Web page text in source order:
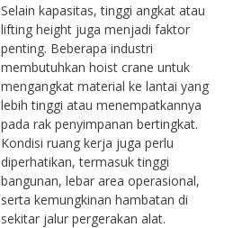
Selain kapasitas, tinggi angkat atau
lifting height juga menjadi faktor
penting. Beberapa industri
membutuhkan hoist crane untuk
mengangkat material ke lantai yang
lebih tinggi atau menempatkannya
pada rak penyimpanan bertingkat.
Kondisi ruang kerja juga perlu
diperhatikan, termasuk tinggi
bangunan, lebar area operasional,
serta kemungkinan hambatan di
sekitar jalur pergerakan alat.